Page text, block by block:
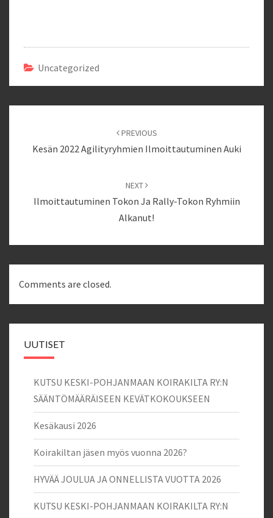
Uncategorized
PREVIOUS
Kesän 2022 Agilityryhmien Ilmoittautuminen Auki
NEXT
Ilmoittautuminen Tokon Ja Rally-Tokon Ryhmiin
Alkanut!
Comments are closed.
UUTISET
KUTSU KESKI-POHJANMAAN KOIRAKILTA RY:N
SÄÄNTÖMÄÄRÄISEEN KEVÄTKOKOUKSEEN
Kesäkausi 2026
Koirakiltan jäsen myös vuonna 2026?
HYVÄÄ JOULUA JA ONNELLISTA VUOTTA 2026
KUTSU KESKI-POHJANMAAN KOIRAKILTA RY:N